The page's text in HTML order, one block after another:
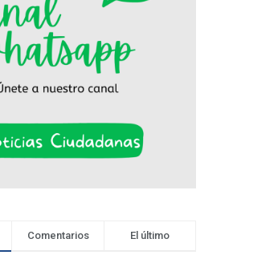
Comentarios El último